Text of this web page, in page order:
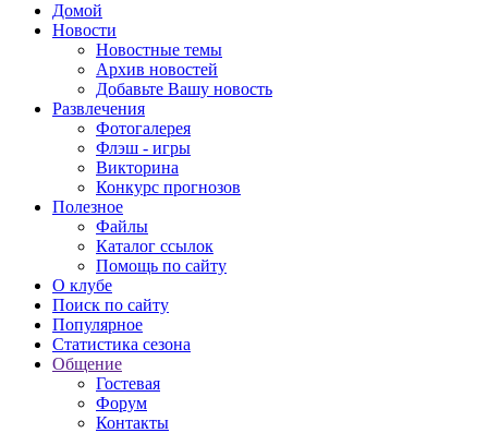
Домой
Новости
Новостные темы
Архив новостей
Добавьте Вашу новость
Развлечения
Фотогалерея
Флэш - игры
Викторина
Конкурс прогнозов
Полезное
Файлы
Каталог ссылок
Помощь по сайту
О клубе
Поиск по сайту
Популярное
Статистика сезона
Общение
Гостевая
Форум
Контакты